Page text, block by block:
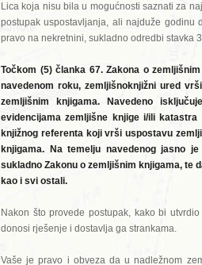
Lica koja nisu bila u mogućnosti saznati za
postupak uspostavljanja, ali najduže godinu
pravo na nekretnini, sukladno odredbi stavka
Točkom (5) članka 67. Zakona o
navedenom roku, zemljišnoknjižni ured
zemljišnim knjigama. Navedeno
evidencijama zemljišne knjige i/ili
knjižnog referenta koji vrši uspostavu
knjigama. Na temelju navedenog jasno
sukladno Zakonu o zemljišnim knjigama, te
kao i svi ostali.
Nakon što provede postupak, kako bi
donosi rješenje i dostavlja ga strankama.
Vaše je pravo i obveza da u nadležnom